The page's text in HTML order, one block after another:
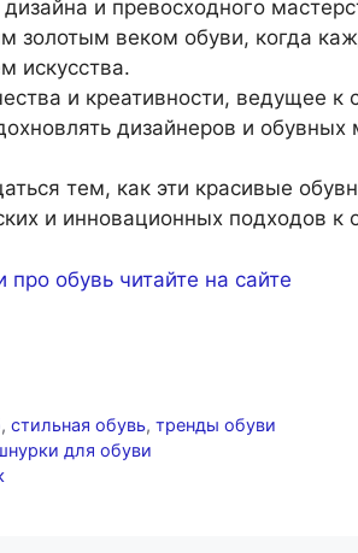
и превосходного
золотым веком обуви, когда
искусства.
и креативности, ведущее к
дизайнеров и обувных
тем, как эти красивые
и инновационных подходов к
обувь читайте на сайте
,стильная обувь,тренды обуви
для обуви